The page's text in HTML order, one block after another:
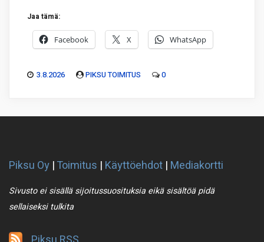
Jaa tämä:
Facebook X WhatsApp
3.8.2026 PIKSU TOIMITUS 0
Piksu Oy |Toimitus | Käyttöehdot | Mediakortti
Sivusto ei sisällä sijoitussuosituksia eikä sisältöä pidä
sellaiseksi tulkita